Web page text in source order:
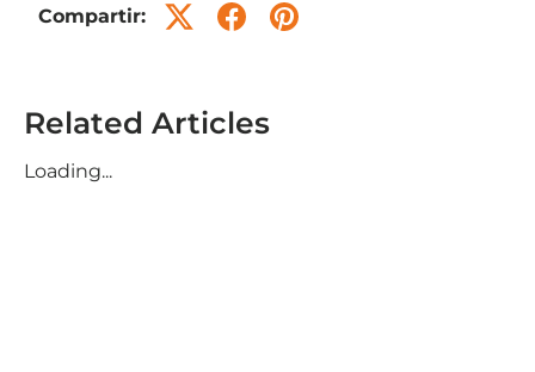
Compartir:
Related Articles
Loading...